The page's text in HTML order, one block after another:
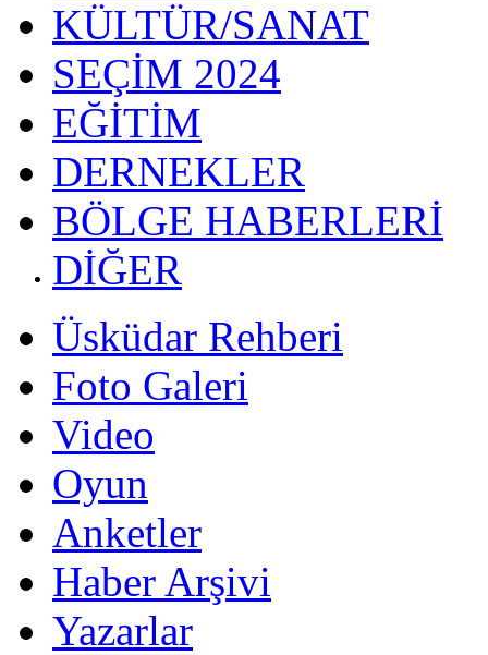
KÜLTÜR/SANAT
SEÇİM 2024
EĞİTİM
DERNEKLER
BÖLGE HABERLERİ
DİĞER
Üsküdar Rehberi
Foto Galeri
Video
Oyun
Anketler
Haber Arşivi
Yazarlar